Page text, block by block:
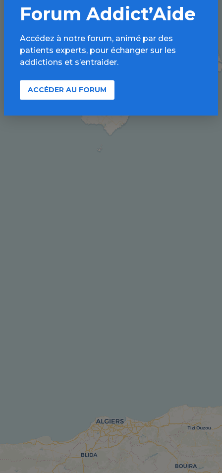
Forum Addict’Aide
Accédez à notre forum, animé par des
patients experts, pour échanger sur les
addictions et s’entraider.
ACCÉDER AU FORUM